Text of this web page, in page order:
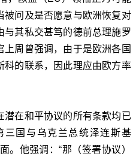
被问及是否愿意与欧洲恢复对
与其私交甚笃的德前总理施罗
周曾强调，由于是欧洲各国
科的联系，因此理应由欧方率
潜在和平协议的所有条款均已
三国与乌克兰总统泽连斯基
。他强调：“那（签署协议）